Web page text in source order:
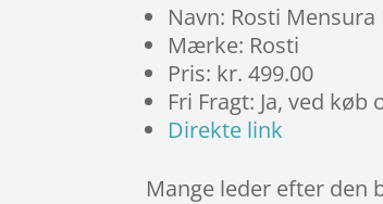
Navn: Rosti
Mærke: Rosti
Pris: kr. 499.00
Fri Fragt: Ja, ved køb
Direkte link
Mange leder efter den